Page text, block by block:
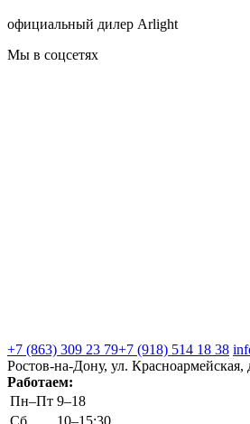
официальный дилер Arlight
Мы в соцсетях
+7 (863) 309 23 79+7 (918) 514 18 38
Ростов-на-Дону, ул. Красноармейская,
Работаем:
Пн–Пт 9–18